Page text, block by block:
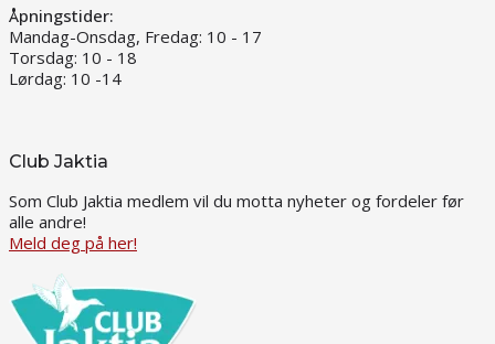
Åpningstider:
Mandag-Onsdag, Fredag: 10 - 17
Torsdag: 10 - 18
Lørdag: 10 -14
Club Jaktia
Som Club Jaktia medlem vil du motta nyheter og fordeler før
alle andre!
Meld deg på her!